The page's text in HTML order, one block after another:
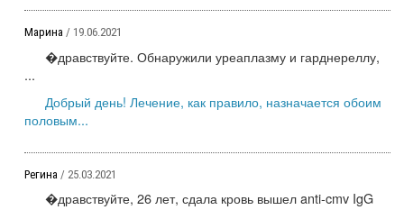
Марина / 19.06.2021
�дравствуйте. Обнаружили уреаплазму и гарднереллу,
...
Добрый день! Лечение, как правило, назначается обоим
половым...
Регина / 25.03.2021
�дравствуйте, 26 лет, сдала кровь вышел anti-cmv IgG